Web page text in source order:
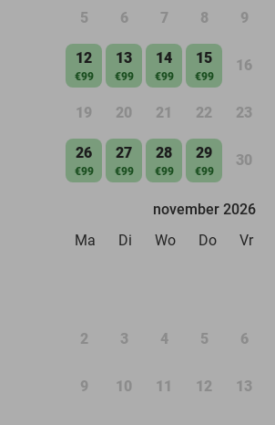
5 6 7 8 9
12
€99
13
€99
14
€99
15
€99
16
19 20 21 22 23
26
€99
27
€99
28
€99
29
€99
30
november 2026
Ma
Di Wo Do Vr
2 3 4 5 6
9 10 11 12 13